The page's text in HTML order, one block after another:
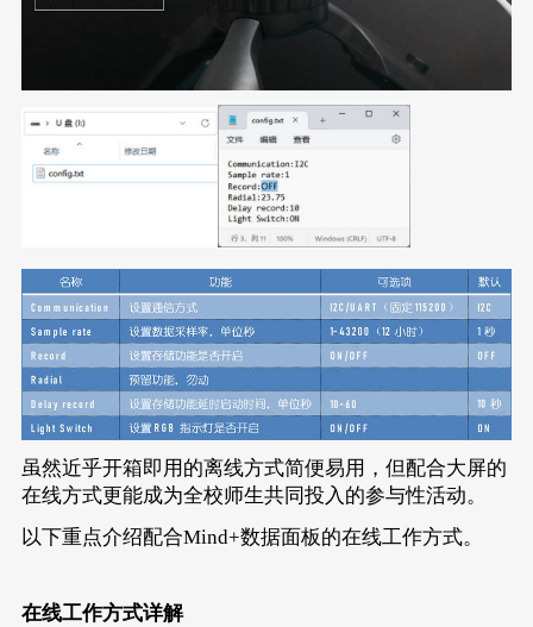
虽然近乎开箱即用的离线方式简便易用，但配合大屏的
在线方式更能成为全校师生共同投入的参与性活动。
以下重点介绍配合Mind+数据面板的在线工作方式。
在线工作方式详解